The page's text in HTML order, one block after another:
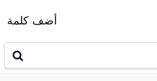
أضف كلمة